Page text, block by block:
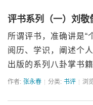
评书系列（一）刘敬
所谓评书，准确讲是“
阅历、学识，阐述个
出版的系列八卦掌书
隘荒谬，那就全当博
作者: 张永春 分类: 书评 浏